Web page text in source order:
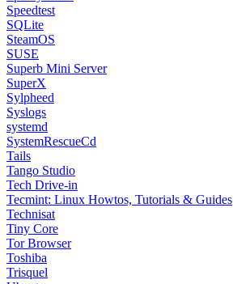
Speedtest
SQLite
SteamOS
SUSE
Superb Mini Server
SuperX
Sylpheed
Syslogs
systemd
SystemRescueCd
Tails
Tango Studio
Tech Drive-in
Tecmint: Linux Howtos, Tutorials & Guides
Technisat
Tiny Core
Tor Browser
Toshiba
Trisquel